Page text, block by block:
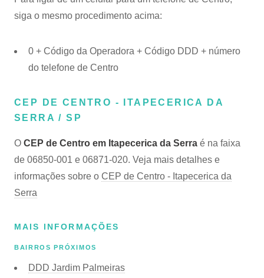
siga o mesmo procedimento acima:
0 + Código da Operadora + Código DDD + número
do telefone de Centro
CEP DE CENTRO - ITAPECERICA DA
SERRA / SP
O CEP de Centro em Itapecerica da Serra é na faixa
de 06850-001 e 06871-020. Veja mais detalhes e
informações sobre o CEP de Centro - Itapecerica da
Serra
MAIS INFORMAÇÕES
BAIRROS PRÓXIMOS
DDD Jardim Palmeiras